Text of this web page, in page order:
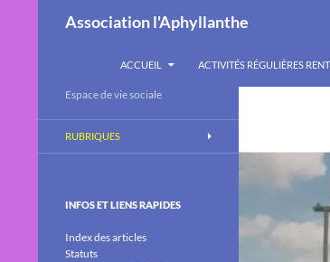
Association l'Aphyllanthe
ACCUEIL
ACTIVITÉS RÉGULIÈRES
Espace de vie sociale
RUBRIQUES
INFOS ET LIENS RAPIDES
Index des articles
Statuts